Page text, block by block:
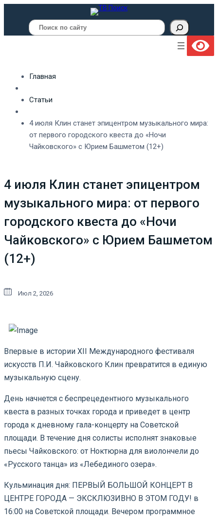
Поиск
Главная
Статьи
4 июля Клин станет эпицентром музыкального мира:
от первого городского квеста до «Ночи
Чайковского» с Юрием Башметом (12+)
4 июля Клин станет эпицентром
музыкального мира: от первого
городского квеста до «Ночи
Чайковского» с Юрием Башметом
(12+)
Июл 2, 2026
Впервые в истории XII Международного фестиваля
искусств П.И. Чайковского Клин превратится в единую
музыкальную сцену.
День начнется с беспрецедентного музыкального
квеста в разных точках города и приведет в центр
города к дневному гала-концерту на Советской
площади. В течение дня солисты исполнят знаковые
пьесы Чайковского: от Ноктюрна для виолончели до
«Русского танца» из «Лебединого озера».
Кульминация дня: ПЕРВЫЙ БОЛЬШОЙ КОНЦЕРТ В
ЦЕНТРЕ ГОРОДА — ЭКСКЛЮЗИВНО В ЭТОМ ГОДУ! в
16:00 на Советской площади. Вечером программное